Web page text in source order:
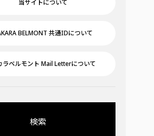
当サイトについて
BELMONT 共通IDについて
ラベルモント Mail Letterについて
検索